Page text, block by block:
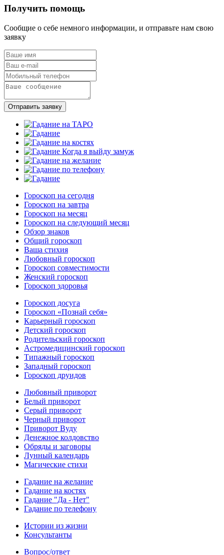
Получить помощь
Сообщие о себе немного информации, и отправьте нам свою
заявку
Отправить заявку
Гороскоп на сегодня
Гороскоп на завтра
Гороскоп на месяц
Гороскоп на следующий месяц
Обзор знаков
Общий гороскоп
Ваша стихия
Любовный гороскоп
Гороскоп совместимости
Женский гороскоп
Гороскоп здоровья
Гороскоп досуга
Гороскоп «Познай себя»
Карьерный гороскоп
Детский гороскоп
Родительский гороскоп
Астромедицинский гороскоп
Типажный гороскоп
Западный гороскоп
Гороскоп друидов
Любовный приворот
Белый приворот
Серый приворот
Черный приворот
Приворот Вуду
Денежное колдовство
Обряды и заговоры
Лунный календарь
Магические стихи
Гадание на желание
Гадание на костях
Гадание "Да - Нет"
Гадание по телефону
Истории из жизни
Консультанты
Вопрос/ответ